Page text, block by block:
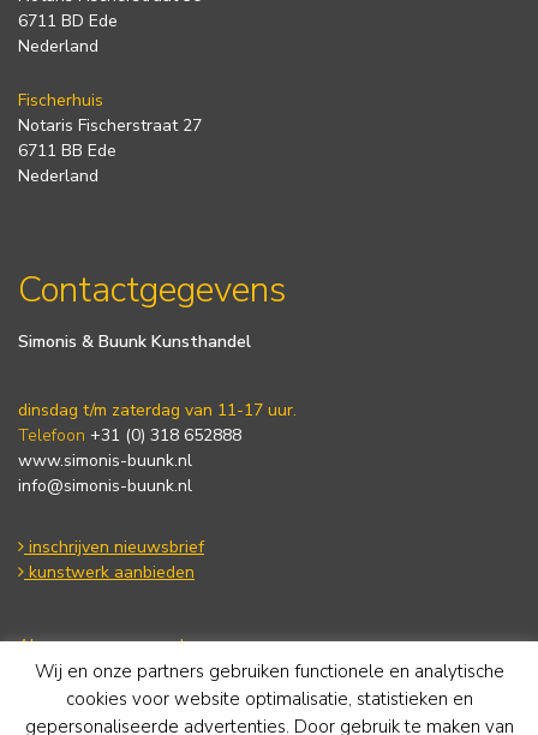
6711 BD Ede
Nederland
Fischerhuis
Notaris Fischerstraat 27
6711 BB Ede
Nederland
Contactgegevens
Simonis & Buunk Kunsthandel
dinsdag t/m zaterdag van 11-17 uur.
Telefoon +31 (0) 318 652888
www.simonis-buunk.nl
info@simonis-buunk.nl
inschrijven nieuwsbrief
kunstwerk aanbieden
Algemene voorwaarden
Privacy statement
Cookie Policy
Disclaimer
Wij en onze partners gebruiken functionele en analytische
cookies voor website optimalisatie, statistieken en
gepersonaliseerde advertenties. Door gebruik te maken van